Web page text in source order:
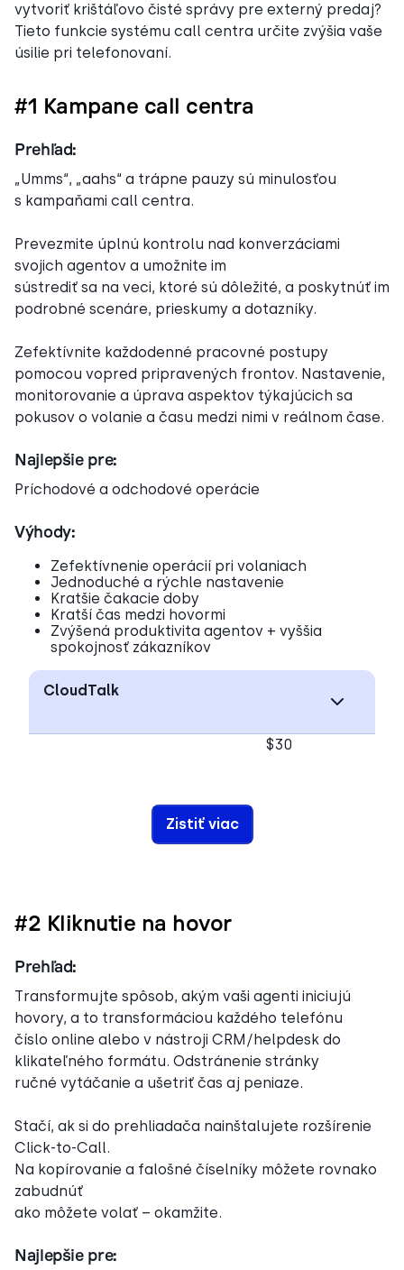
vytvoriť krištáľovo čisté správy pre externý predaj?
Tieto funkcie systému call centra určite zvýšia vaše
úsilie pri telefonovaní.
#1 Kampane call centra
Prehľad:
„Umms“, „aahs“ a trápne pauzy sú minulosťou
s kampaňami call centra.
Prevezmite úplnú kontrolu nad konverzáciami
svojich agentov a umožnite im
sústrediť sa na veci, ktoré sú dôležité, a poskytnúť im
podrobné scenáre, prieskumy a dotazníky.
Zefektívnite každodenné pracovné postupy
pomocou vopred pripravených frontov. Nastavenie,
monitorovanie a úprava aspektov týkajúcich sa
pokusov o volanie a času medzi nimi v reálnom čase.
Najlepšie pre:
Príchodové a odchodové operácie
Výhody:
Zefektívnenie operácií pri volaniach
Jednoduché a rýchle nastavenie
Kratšie čakacie doby
Kratší čas medzi hovormi
Zvýšená produktivita agentov + vyššia
spokojnosť zákazníkov
CloudTalk
$30
Zistiť viac
#2 Kliknutie na hovor
Prehľad:
Transformujte spôsob, akým vaši agenti iniciujú
hovory, a to transformáciou každého telefónu
číslo online alebo v nástroji CRM/helpdesk do
klikateľného formátu. Odstránenie stránky
ručné vytáčanie a ušetriť čas aj peniaze.
Stačí, ak si do prehliadača nainštalujete rozšírenie
Click-to-Call.
Na kopírovanie a falošné číselníky môžete rovnako
zabudnúť
ako môžete volať – okamžite.
Najlepšie pre: